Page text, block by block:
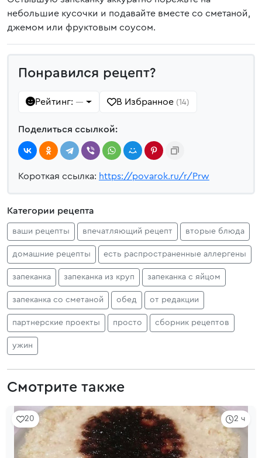
небольшие кусочки и подавайте вместе со сметаной,
джемом или фруктовым соусом.
Понравился рецепт?
Рейтинг: — В Избранное (14)
Поделиться ссылкой:
Короткая ссылка: https://povarok.ru/r/Prw
Категории рецепта
ваши рецепты впечатляющий рецепт вторые блюда
домашние рецепты есть распространенные аллергены
запеканка запеканка из круп запеканка с яйцом
запеканка со сметаной обед от редакции
партнерские проекты просто сборник рецептов
ужин
Смотрите также
2 ч
20